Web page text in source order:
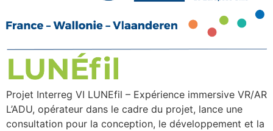
Projet Interreg VI LUNEfil – Expérience immersive VR/AR
L’ADU, opérateur dans le cadre du projet, lance une
consultation pour la conception, le développement et la